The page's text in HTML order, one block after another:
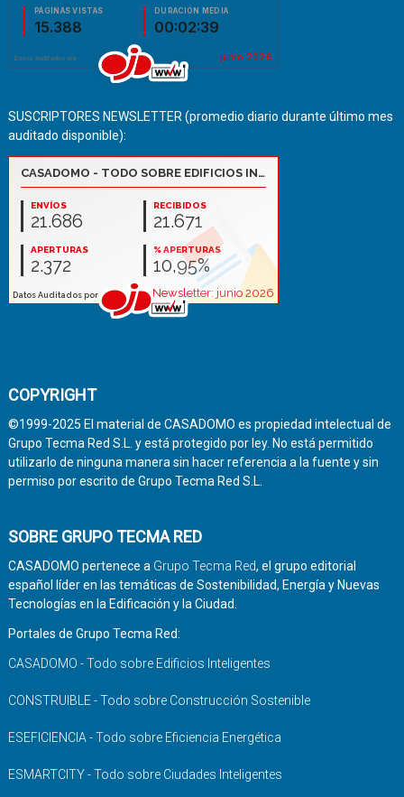
SUSCRIPTORES NEWSLETTER (promedio diario durante último mes
auditado disponible):
COPYRIGHT
©1999-2025 El material de CASADOMO es propiedad intelectual de
Grupo Tecma Red S.L. y está protegido por ley. No está permitido
utilizarlo de ninguna manera sin hacer referencia a la fuente y sin
permiso por escrito de Grupo Tecma Red S.L.
SOBRE GRUPO TECMA RED
CASADOMO pertenece a Grupo Tecma Red, el grupo editorial
español líder en las temáticas de Sostenibilidad, Energía y Nuevas
Tecnologías en la Edificación y la Ciudad.
Portales de Grupo Tecma Red:
CASADOMO - Todo sobre Edificios Inteligentes
CONSTRUIBLE - Todo sobre Construcción Sostenible
ESEFICIENCIA - Todo sobre Eficiencia Energética
ESMARTCITY - Todo sobre Ciudades Inteligentes